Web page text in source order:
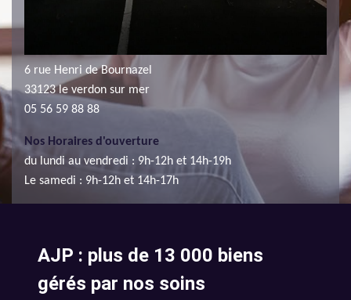
6 rue Henri de Bournazel
33123 le verdon sur mer
05 56 59 88 88
Nos Horaires d'ouverture
du lundi au vendredi : 9h-12h et 14h-19h
Le samedi : 9h-12h et 14h-17h
AJP : plus de 13 000 biens
gérés par nos soins